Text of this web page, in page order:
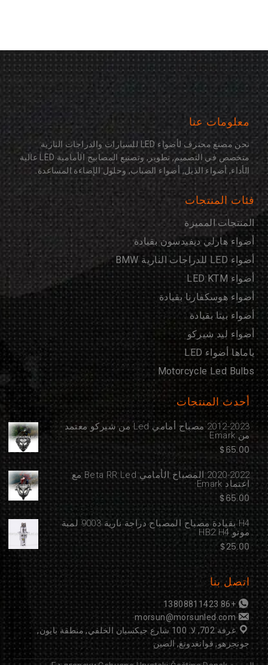
معلومات عنا
نحن مصنع محترف لأضواء LED للسيارات والدراجات النارية
متخصص في التصميم, تطوير, وتصنيع المصابيح الأمامية LED عالية
الأداء, أضواء الذيل, أضواء الضباب, وحلول الإضاءة المساعدة.
فئات المنتجات
المنتجات المميزة
أضواء هارلي ديفيدسون بقيادة
أضواء LED للدراجات النارية BMW
أضواء LED KTM
أضواء هوسكفارنا بقيادة
أضواء بيتا بقيادة
أضواء ليد شيركو
ياماها أضواء LED
Motorcycle Led Bulbs
أحدث المنتجات
2012-2023 مصباح أمامي Led من شيركو معتمد
من Emark
$65.00
2020-2022 المصباح الأمامي Beta RR Led مع
اعتماد Emark
$65.00
H4 بقيادة مصباح المصباح دراجة نارية 9003 لمبة
موتو HB2 H4
$25.00
اتصل بنا
+86 13808811423
morsun@morsunled.com
غرفة 702, لا. 100 شارع جيكسيان الخلفي, منطقة بايون,
جونجزهو, قوانغدونغ, الصين